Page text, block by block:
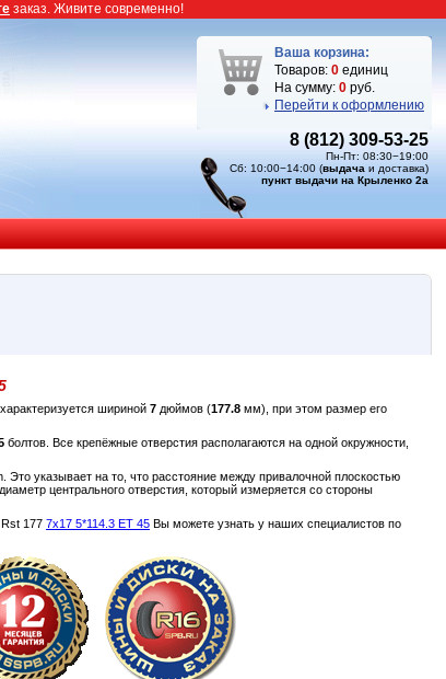
Ваша корзина:
Товаров: 0 единиц
На сумму: 0 руб.
Перейти к оформлению
8 (812) 309-53-25
Пн-Пт: 08:30−19:00
Сб: 10:00−14:00 (выдача и доставка)
пункт выдачи на Крыленко 2а
шириной 7 дюймов (177.8 мм), при этом размер его
болтов. Все крепёжные отверстия располагаются на одной окружности,
Это указывает на то, что расстояние между привалочной плоскостью
центрального отверстия, который измеряется со стороны
177 7x17 5*114.3 ET 45 Вы можете узнать у наших специалистов по
заказ. Живите современно!